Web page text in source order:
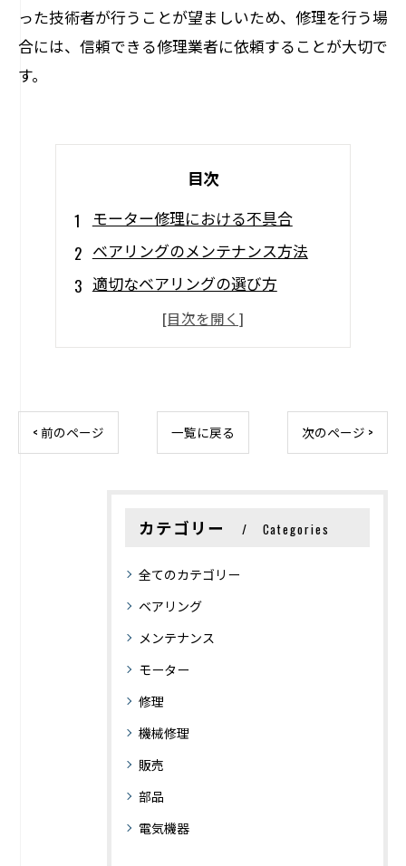
った技術者が行うことが望ましいため、修理を行う場
合には、信頼できる修理業者に依頼することが大切で
す。
目次
モーター修理における不具合
ベアリングのメンテナンス方法
適切なベアリングの選び方
ベアリング不良のサイン
ベアリング交換のタイミング
< 前のページ 一覧に戻る 次のページ >
カテゴリー Categories
全てのカテゴリー
ベアリング
メンテナンス
モーター
修理
機械修理
販売
部品
電気機器